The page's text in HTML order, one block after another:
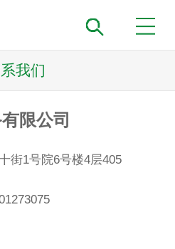
我们
限公司
街1号院6号楼4层405